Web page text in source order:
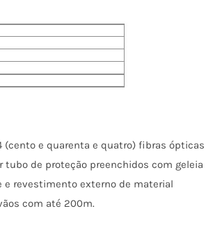
e quarenta e quatro) fibras ópticas
de proteção preenchidos com geleia
revestimento externo de material
com até 200m.